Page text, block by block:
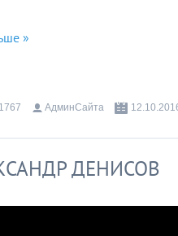
»
1767 АдминСайта
ДЕНИСОВ